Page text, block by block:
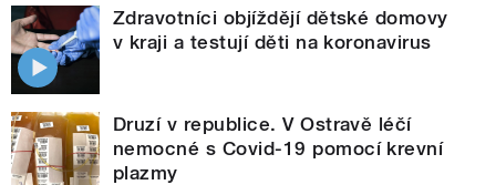
Zdravotníci objíždějí dětské domovy
v kraji a testují děti na koronavirus
Druzí v republice. V Ostravě léčí
nemocné s Covid-19 pomocí krevní
plazmy